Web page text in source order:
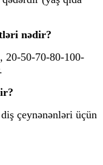
nədir?
20-50-70-80-100-
çeynənənləri üçün